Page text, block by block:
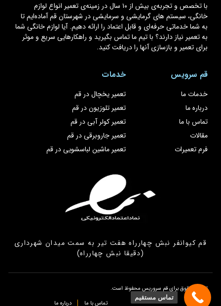
با تخصص و تجربه‌ی بیش از ۱۰ سال در زمینه‌ی تعمیر انواع لوازم
خانگی، سیستم های گرمایشی و سرمایشی در شهرستان قم آماده‌ایم تا
به شما خدماتی حرفه‌ای و قابل اعتماد را ارائه دهیم. آیا لوازم خانگی شما
به تعمیر نیاز دارند؟ با تیم ما تماس بگیرید و راهکارهایی سریع و موثر
برای تعمیر و بازسازی آنها را دریافت کنید.
قم سرویس
خدمات ما
درباره ما
تماس با ما
مقالات
فرم تعمیرات
خدمات
تعمیر یخچال در قم
تعمیر تلوزیون در قم
تعمیر کولر آبی در قم
تعمیر جاروبرقی در قم
تعمیر ماشین لباسشویی در قم
قم کیوانفر نبش چهارراه هفت تیر به سمت میدان شهرداری
(دقیقا نبش چهارراه)
تمامی حقوق برای قم سروریس محفوظ است.
تماس با ما
درباره ما
تماس مستقیم